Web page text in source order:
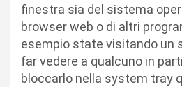
finestra sia del sistema
browser web o di altri
esempio state visitando un
far vedere a qualcuno in
bloccarlo nella system tray